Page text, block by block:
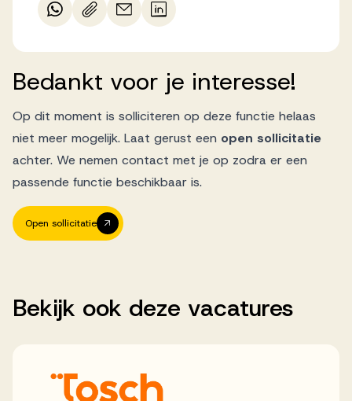
Bedankt voor je interesse!
Op dit moment is solliciteren op deze functie helaas
niet meer mogelijk. Laat gerust een open sollicitatie
achter. We nemen contact met je op zodra er een
passende functie beschikbaar is.
Open sollicitatie
Bekijk ook deze vacatures